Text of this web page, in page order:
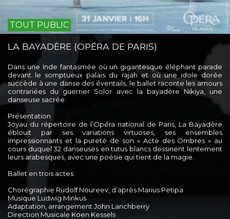
TOUT PUBLIC
LA BAYADÈRE (OPÉRA DE PARIS)
Dans une Inde fantasmée où un gigantesque éléphant parade
devant le somptueux palais du rajah et où une idole dorée
succède à une danse des éventails, le ballet raconte les amours
contrariées du guerrier Solor avec la bayadère Nikiya, une
danseuse sacrée.
Présentation
Joyau du répertoire de l’Opéra national de Paris, La Bayadère
éblouit par ses variations virtuoses, ses ensembles
impressionnants et la pureté de son « Acte des Ombres » au
cours duquel 32 danseuses en tutus blancs dessinent lentement
leurs arabesques, avec une poésie qui tient de la magie.
Ballet en trois actes.
Chorégraphie Rudolf Noureev, d’après Marius Petipa
Musique Ludwig Minkus
Adaptation, arrangement John Lanchberry
Direction Musicale Koen Kessels